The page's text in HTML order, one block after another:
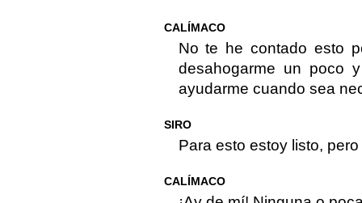
CALÍMACO
No te he contado esto
desahogarme un poco
ayudarme cuando sea
SIRO
Para esto estoy listo,
CALÍMACO